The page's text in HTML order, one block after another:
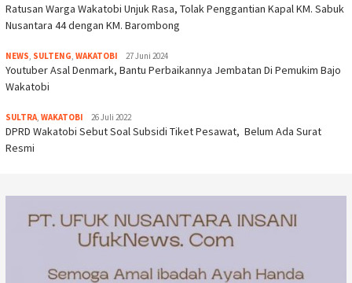
Ratusan Warga Wakatobi Unjuk Rasa, Tolak Penggantian Kapal KM. Sabuk
Nusantara 44 dengan KM. Barombong
NEWS, SULTENG, WAKATOBI 27 Juni 2024
Youtuber Asal Denmark, Bantu Perbaikannya Jembatan Di Pemukim Bajo
Wakatobi
SULTRA, WAKATOBI 26 Juli 2022
DPRD Wakatobi Sebut Soal Subsidi Tiket Pesawat, Belum Ada Surat
Resmi